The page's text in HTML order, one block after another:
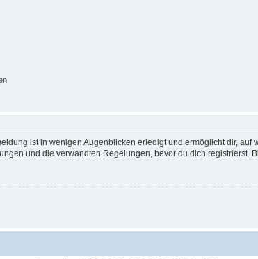
ist in wenigen Augenblicken erledigt und ermöglicht dir,
und die verwandten Regelungen, bevor du dich